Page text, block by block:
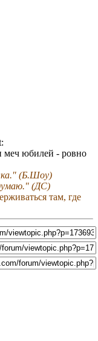
меч юбилей - ровно
(Б.Шоу)
(ДС)
там, где